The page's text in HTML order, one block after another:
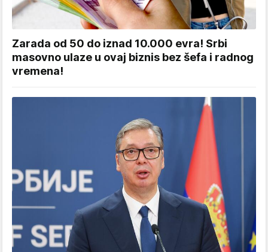
Zarada od 50 do iznad 10.000 evra! Srbi
masovno ulaze u ovaj biznis bez šefa i radnog
vremena!